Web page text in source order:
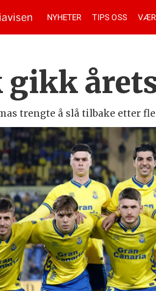
NYHETER TIPS OSS
gikk
trengte å slå tilbake etter